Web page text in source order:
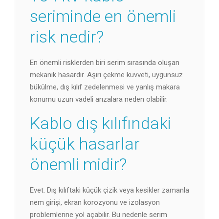
seriminde en önemli
risk nedir?
En önemli risklerden biri serim sırasında oluşan
mekanik hasardır. Aşırı çekme kuvveti, uygunsuz
bükülme, dış kılıf zedelenmesi ve yanlış makara
konumu uzun vadeli arızalara neden olabilir.
Kablo dış kılıfındaki
küçük hasarlar
önemli midir?
Evet. Dış kılıftaki küçük çizik veya kesikler zamanla
nem girişi, ekran korozyonu ve izolasyon
problemlerine yol açabilir. Bu nedenle serim